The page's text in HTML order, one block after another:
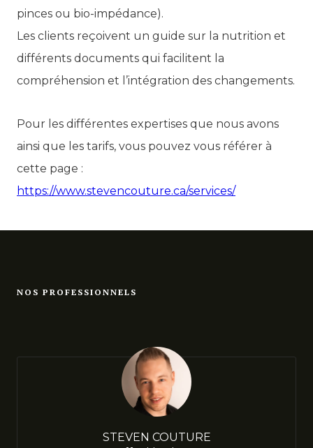
pinces ou bio-impédance).
Les clients reçoivent un guide sur la nutrition et
différents documents qui facilitent la
compréhension et l’intégration des changements.
Pour les différentes expertises que nous avons
ainsi que les tarifs, vous pouvez vous référer à
cette page :
https://www.stevencouture.ca/services/
NOS PROFESSIONNELS
STEVEN COUTURE